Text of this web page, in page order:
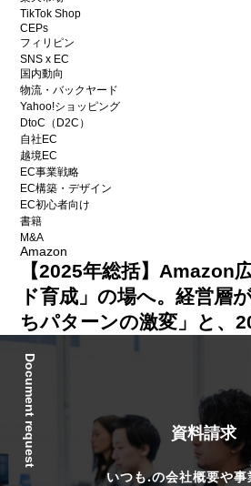
TikTok Shop
CEPs
フィリピン
SNS x EC
国内動向
物流・バックヤード
Yahoo!ショッピング
DtoC（D2C）
自社EC
越境EC
EC事業戦略
EC構築・デザイン
EC初心者向け
書籍
M&A
Amazon
【2025年総括】Amazon
ド育成」の場へ。経営層
ちパターンの激変」と、
Document request 資料請求
いつも.の会社概要や事